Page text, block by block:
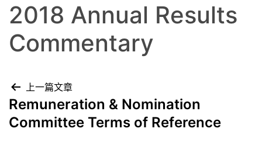
2018 Annual Results
Commentary
上一篇文章
Remuneration & Nomination
Committee Terms of Reference